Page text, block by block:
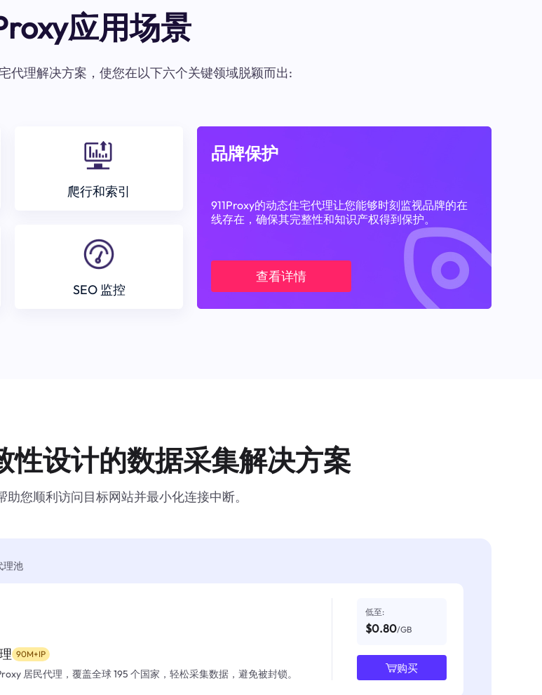
应用场景
代理解决方案，使您在以下六个关键领域脱颖而出:
爬行和索引
SEO 监控
品牌保护
911Proxy的动态住宅代理让您能够时刻监视品牌的在
线存在，确保其完整性和知识产权得到保护。
查看详情
性设计的数据采集解决方案
您顺利访问目标网站并最小化连接中断。
理池
90M+IP
居民代理，覆盖全球 195 个国家，轻松采集数据，避免被封锁。
低至:
$0.80/GB
购买